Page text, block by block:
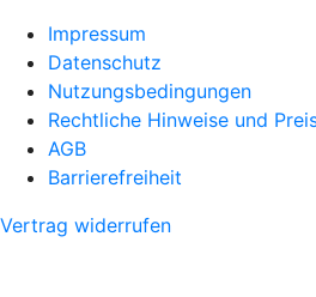
Impressum
Datenschutz
Nutzungsbedingungen
Rechtliche Hinweise und
AGB
Barrierefreiheit
Vertrag widerrufen